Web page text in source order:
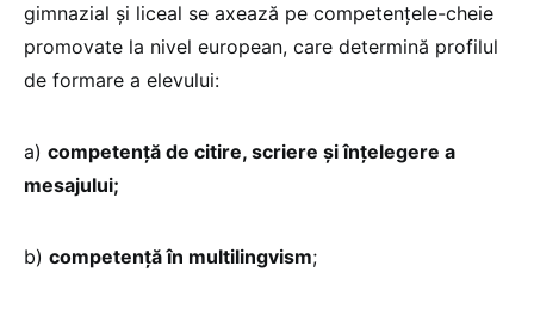
gimnazial și liceal se axează pe competențele-cheie
promovate la nivel european, care determină profilul
de formare a elevului:
a) competență de citire, scriere și înțelegere a
mesajului;
b) competență în multilingvism;